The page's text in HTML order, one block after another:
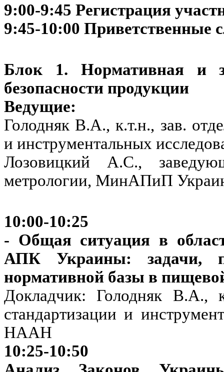
9:00-9:45 Регистрация
9:45-10:00 Приветственные
Блок 1. Нормативная и
безопасности продукции
Ведущие:
Голодняк В.А., к.т.н., зав.
и инструментальных
Лозовицкий А.С.,
метрологии, МинАПиП
10:00-10:25
- Общая ситуация в
АПК Украины: задачи,
нормативной базы в
Докладчик: Голодняк В.А.,
стандартизации и
НААН
10:25-10:50